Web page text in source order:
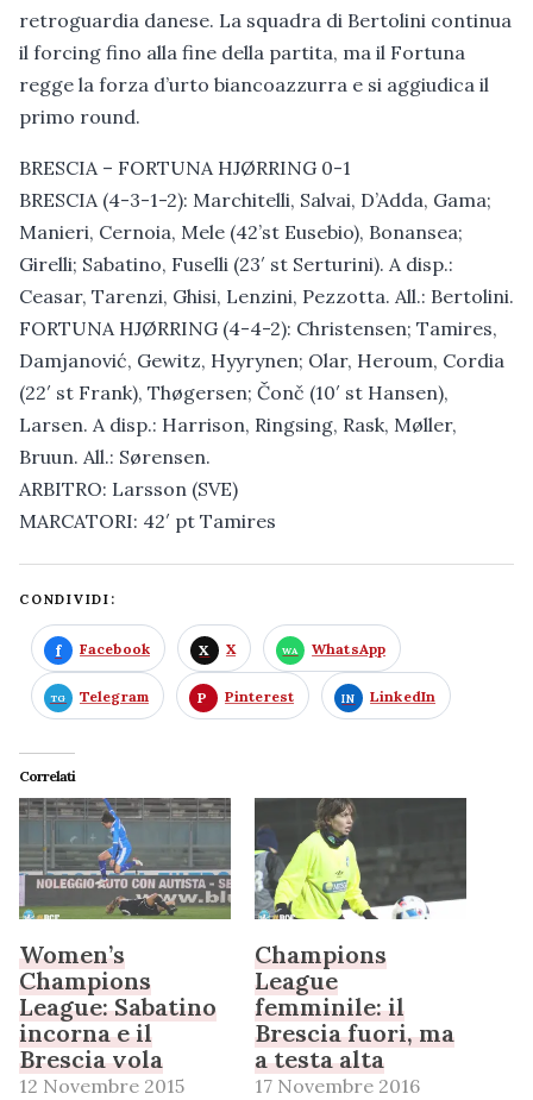
retroguardia danese. La squadra di Bertolini continua
il forcing fino alla fine della partita, ma il Fortuna
regge la forza d’urto biancoazzurra e si aggiudica il
primo round.
BRESCIA – FORTUNA HJØRRING 0-1
BRESCIA (4-3-1-2): Marchitelli, Salvai, D’Adda, Gama;
Manieri, Cernoia, Mele (42’st Eusebio), Bonansea;
Girelli; Sabatino, Fuselli (23′ st Serturini). A disp.:
Ceasar, Tarenzi, Ghisi, Lenzini, Pezzotta. All.: Bertolini.
FORTUNA HJØRRING (4-4-2): Christensen; Tamires,
Damjanović, Gewitz, Hyyrynen; Olar, Heroum, Cordia
(22′ st Frank), Thøgersen; Čonč (10′ st Hansen),
Larsen. A disp.: Harrison, Ringsing, Rask, Møller,
Bruun. All.: Sørensen.
ARBITRO: Larsson (SVE)
MARCATORI: 42′ pt Tamires
CONDIVIDI:
Facebook X WhatsApp
Telegram Pinterest LinkedIn
Correlati
Women’s
Champions
League: Sabatino
incorna e il
Brescia vola
12 Novembre 2015
Champions
League
femminile: il
Brescia fuori, ma
a testa alta
17 Novembre 2016